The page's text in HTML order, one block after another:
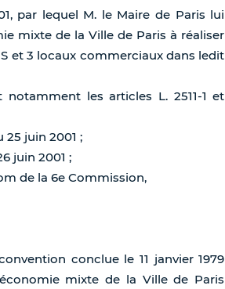
par lequel M. le Maire de Paris lui
mixte de la Ville de Paris à réaliser
et 3 locaux commerciaux dans ledit
les articles L. 2511-1 et
25 juin 2001 ;
juin 2001 ;
de la 6e Commission,
conclue le 11 janvier 1979
mixte de la Ville de Paris